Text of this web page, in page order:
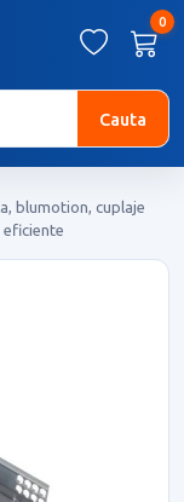
0
Cauta
blumotion, cuplaje
eficiente